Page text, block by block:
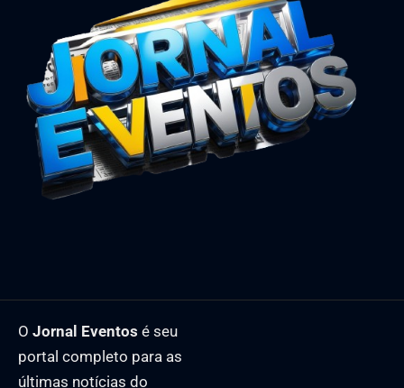
O Jornal Eventos é seu
portal completo para as
últimas notícias do